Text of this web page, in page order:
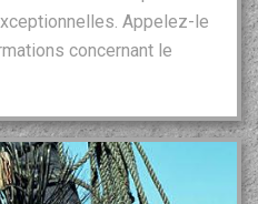
Appelez-le
concernant le